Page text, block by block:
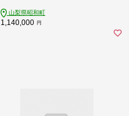
g
山梨県昭和町
1,140,000 円